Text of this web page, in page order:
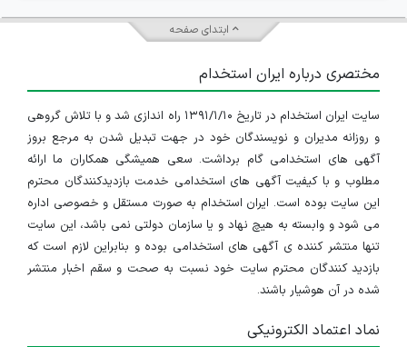
ابتدای صفحه
مختصری درباره ایران استخدام
سایت ایران استخدام در تاریخ ۱۳۹۱/۱/۱۰ راه اندازی شد و با تلاش گروهی
و روزانه مدیران و نویسندگان خود در جهت تبدیل شدن به مرجع بروز
آگهی های استخدامی گام برداشت. سعی همیشگی همکاران ما ارائه
مطلوب و با کیفیت آگهی های استخدامی خدمت بازدیدکنندگان محترم
این سایت بوده است. ایران استخدام به صورت مستقل و خصوصی اداره
می شود و وابسته به هیچ نهاد و یا سازمان دولتی نمی باشد، این سایت
تنها منتشر کننده ی آگهی های استخدامی بوده و بنابراین لازم است که
بازدید کنندگان محترم سایت خود نسبت به صحت و سقم اخبار منتشر
شده در آن هوشیار باشند.
نماد اعتماد الکترونیکی